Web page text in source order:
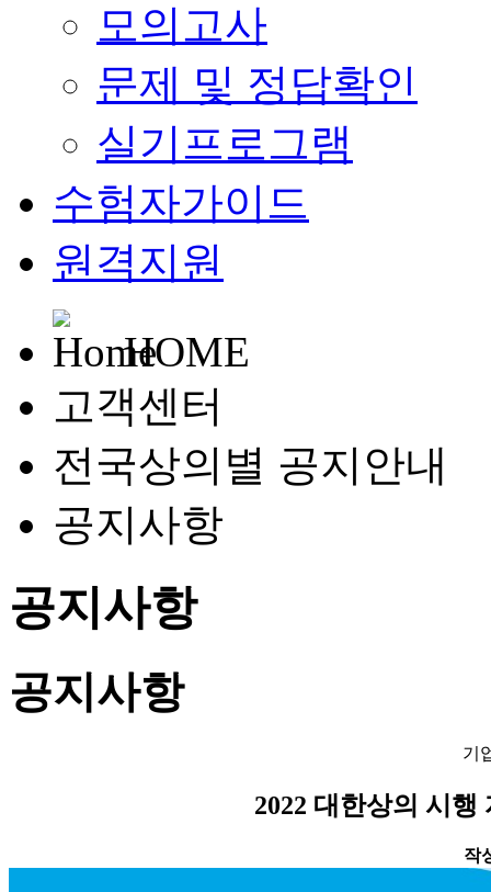
모의고사
문제 및 정답확인
실기프로그램
수험자가이드
원격지원
HOME
고객센터
전국상의별 공지안내
공지사항
공지사항
공지사항
기
2022 대한상의 시
작